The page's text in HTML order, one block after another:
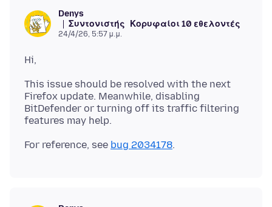
Denys
Συντονιστής
Κορυφαίοι 10 εθελοντές
24/4/26, 5:57 μ.μ.
This issue should be resolved with the next
Firefox update. Meanwhile, disabling
BitDefender or turning off its traffic filtering
For reference, see bug 2034178